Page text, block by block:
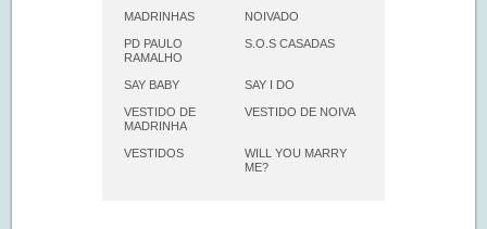
MADRINHAS NOIVADO
PD PAULO
RAMALHO
S.O.S CASADAS
SAY BABY SAY I DO
VESTIDO DE
MADRINHA
VESTIDO DE NOIVA
VESTIDOS
WILL YOU MARRY
ME?